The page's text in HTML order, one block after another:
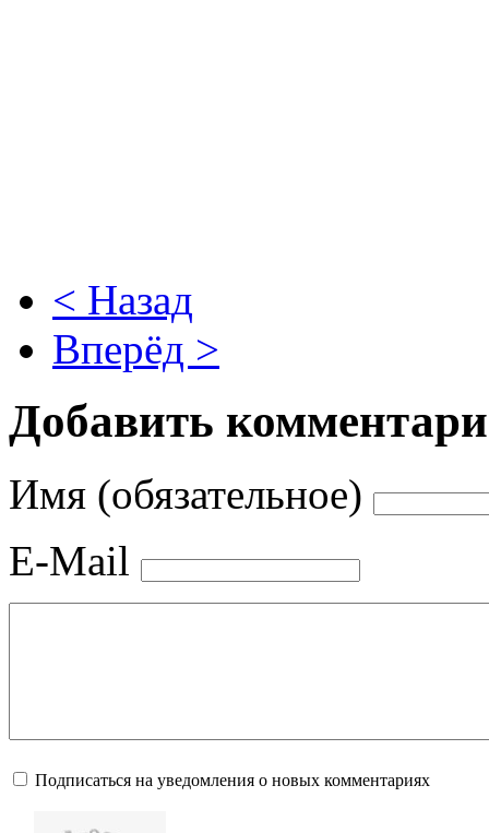
< Назад
Вперёд >
Добавить
Имя (обязательное)
E-Mail
Подписаться на уведомления о новых комментариях